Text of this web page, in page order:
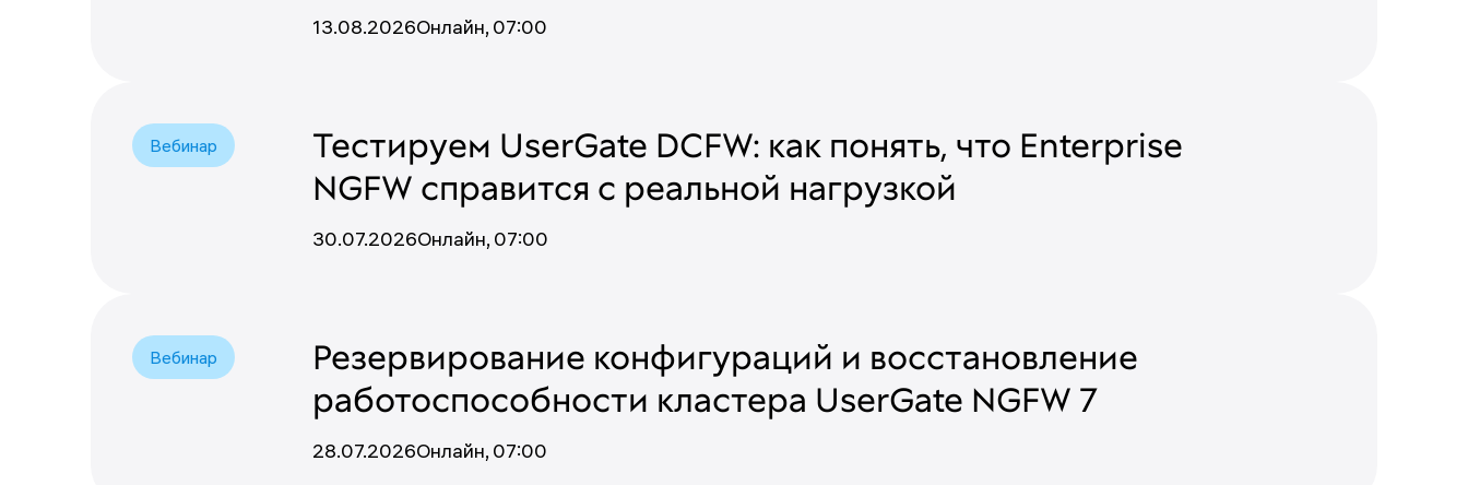
13.08.2026Онлайн, 07:00
Вебинар
Тестируем UserGate DCFW: как понять, что Enterprise
NGFW справится с реальной нагрузкой
30.07.2026Онлайн, 07:00
Вебинар
Резервирование конфигураций и восстановление
работоспособности кластера UserGate NGFW 7
28.07.2026Онлайн, 07:00